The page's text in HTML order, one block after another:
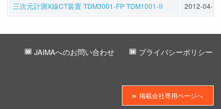
三次元計測X線CT装置 TDM3001-FP TDM1001-II
2012-04-19
JAIMAへのお問い合わせ プライバシーポリシー
掲載会社専用ページへ